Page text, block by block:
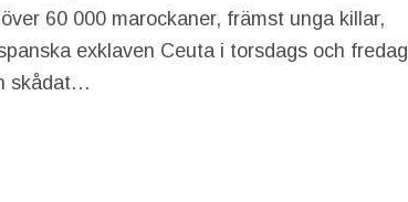
60 000 marockaner, främst unga killar,
exklaven Ceuta i torsdags och
skådat…